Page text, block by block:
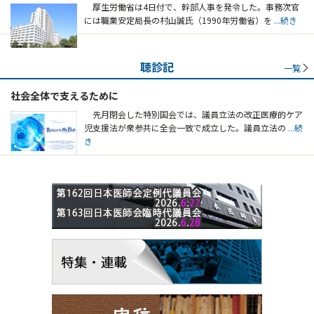
厚生労働省は4日付で、幹部人事を発令した。事務次官
には職業安定局長の村山誠氏（1990年労働省）を ...続き
聴診記 一覧
社会全体で支えるために
先月閉会した特別国会では、議員立法の改正医療的ケア
児支援法が衆参共に全会一致で成立した。議員立法の ...続
き